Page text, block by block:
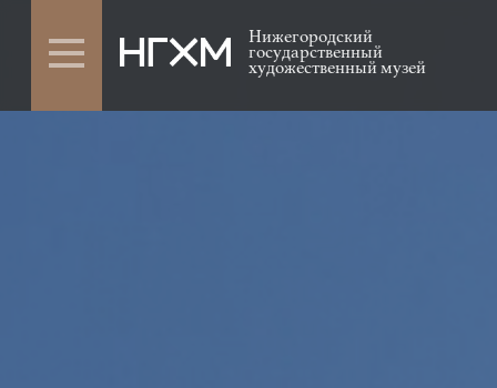
Нижегородский
государственный
художественный музей